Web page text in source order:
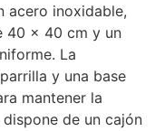
acero inoxidable,
40 x 40 cm y un
La
y una base
mantener la
de un cajón